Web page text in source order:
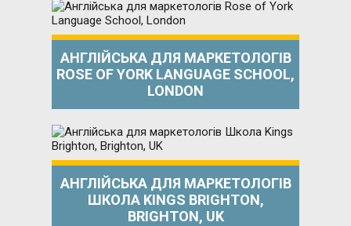
АНГЛІЙСЬКА ДЛЯ МАРКЕТОЛОГІВ
ROSE OF YORK LANGUAGE SCHOOL,
LONDON
АНГЛІЙСЬКА ДЛЯ МАРКЕТОЛОГІВ
ШКОЛА KINGS BRIGHTON,
BRIGHTON, UK